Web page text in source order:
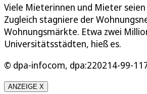
Viele Mieterinnen und Mieter
Zugleich stagniere der
Wohnungsmärkte. Etwa zwei
Universitätsstädten, hieß es.
© dpa-infocom, dpa:220214-99-
ANZEIGE X